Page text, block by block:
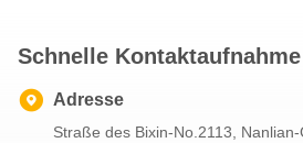
Schnelle Kontaktaufnahme
Adresse
Straße des Bixin-No.2113,